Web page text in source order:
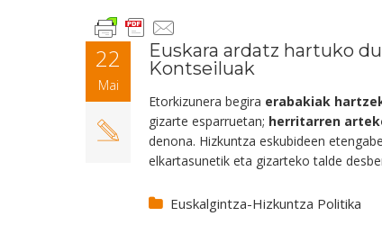
22
Mai
Euskara ardatz hartuko
Kontseiluak
Etorkizunera begira erabakiak
gizarte esparruetan; herritarren
denona. Hizkuntza eskubideen
elkartasunetik eta gizarteko talde
Euskalgintza-Hizkuntza Politika